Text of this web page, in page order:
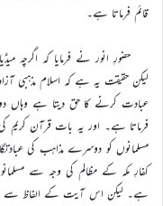
قائم فرماتا ہے۔
حضورِ انور نے فرمایا کہ اگرچہ
لیکن حقیقت یہ ہے کہ اسلام مذہبی
عبادت کرنے کا حق دیتا ہے وہاں
مسلمانوں کو دوسرے مذاہب کی
کفارِ مکہ کے مظالم کی وجہ سے
ہے۔ لیکن اس آیت کے الفاظ سے